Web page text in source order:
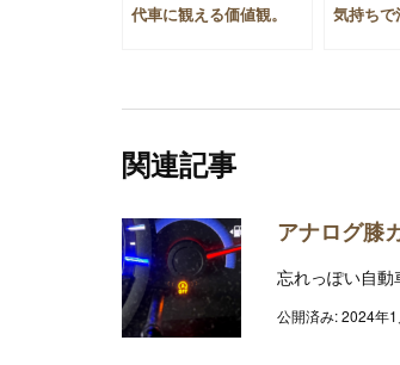
代車に観える価値観。 気持ちで
関連記事
アナログ膝
忘れっぽい自
公開済み: 2024年